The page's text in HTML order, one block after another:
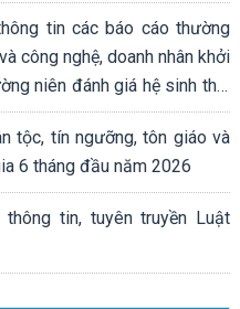
tin các báo cáo thường
công nghệ, doanh nhân khởi
niên đánh giá hệ sinh thái
tộc, tín ngưỡng, tôn giáo và
6 tháng đầu năm 2026
tin, tuyên truyền Luật